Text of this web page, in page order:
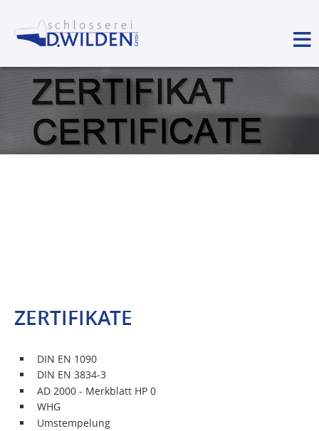
ZERTIFIKATE
DIN EN 1090
DIN EN 3834-3
AD 2000 - Merkblatt HP 0
WHG
Umstempelung